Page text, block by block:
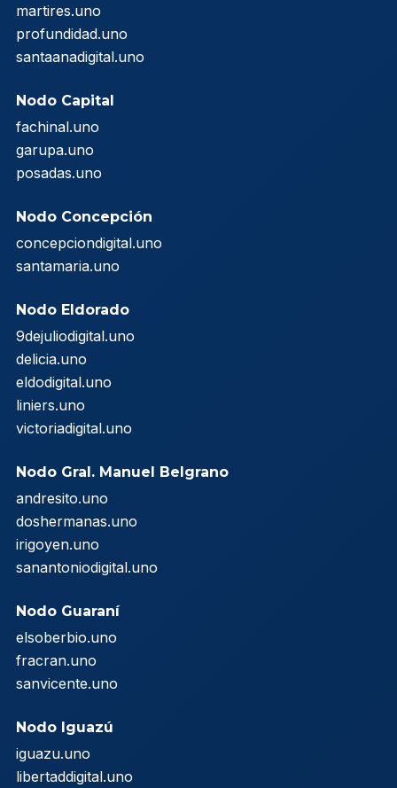
martires.uno
profundidad.uno
santaanadigital.uno
Nodo Capital
fachinal.uno
garupa.uno
posadas.uno
Nodo Concepción
concepciondigital.uno
santamaria.uno
Nodo Eldorado
9dejuliodigital.uno
delicia.uno
eldodigital.uno
liniers.uno
victoriadigital.uno
Nodo Gral. Manuel Belgrano
andresito.uno
doshermanas.uno
irigoyen.uno
sanantoniodigital.uno
Nodo Guaraní
elsoberbio.uno
fracran.uno
sanvicente.uno
Nodo Iguazú
iguazu.uno
libertaddigital.uno